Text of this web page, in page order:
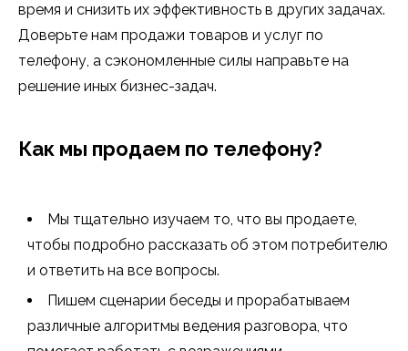
время и снизить их эффективность в других задачах.
Доверьте нам продажи товаров и услуг по
телефону, а сэкономленные силы направьте на
решение иных бизнес-задач.
Как мы продаем по телефону?
Мы тщательно изучаем то, что вы продаете,
чтобы подробно рассказать об этом потребителю
и ответить на все вопросы.
Пишем сценарии беседы и прорабатываем
различные алгоритмы ведения разговора, что